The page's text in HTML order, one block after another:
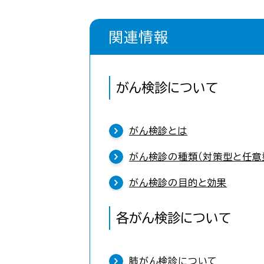
関連情報
がん検診について
がん検診とは
がん検診の種類（対策型と任意
がん検診の目的と効果
各がん検診について
肺がん検診について